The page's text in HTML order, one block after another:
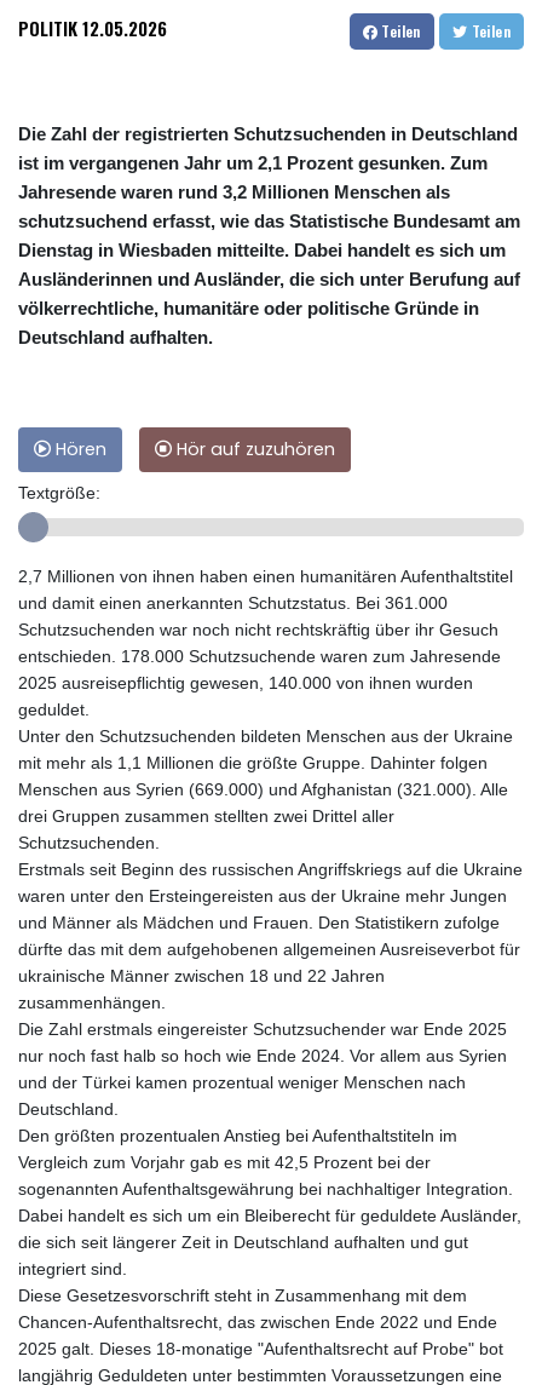
POLITIK12.05.2026 Teilen Teilen
Die Zahl der registrierten Schutzsuchenden in Deutschland
ist im vergangenen Jahr um 2,1 Prozent gesunken. Zum
Jahresende waren rund 3,2 Millionen Menschen als
schutzsuchend erfasst, wie das Statistische Bundesamt am
Dienstag in Wiesbaden mitteilte. Dabei handelt es sich um
Ausländerinnen und Ausländer, die sich unter Berufung auf
völkerrechtliche, humanitäre oder politische Gründe in
Deutschland aufhalten.
Hören Hör auf zuzuhören
Textgröße:
2,7 Millionen von ihnen haben einen humanitären Aufenthaltstitel
und damit einen anerkannten Schutzstatus. Bei 361.000
Schutzsuchenden war noch nicht rechtskräftig über ihr Gesuch
entschieden. 178.000 Schutzsuchende waren zum Jahresende
2025 ausreisepflichtig gewesen, 140.000 von ihnen wurden
geduldet.
Unter den Schutzsuchenden bildeten Menschen aus der Ukraine
mit mehr als 1,1 Millionen die größte Gruppe. Dahinter folgen
Menschen aus Syrien (669.000) und Afghanistan (321.000). Alle
drei Gruppen zusammen stellten zwei Drittel aller
Schutzsuchenden.
Erstmals seit Beginn des russischen Angriffskriegs auf die Ukraine
waren unter den Ersteingereisten aus der Ukraine mehr Jungen
und Männer als Mädchen und Frauen. Den Statistikern zufolge
dürfte das mit dem aufgehobenen allgemeinen Ausreiseverbot für
ukrainische Männer zwischen 18 und 22 Jahren
zusammenhängen.
Die Zahl erstmals eingereister Schutzsuchender war Ende 2025
nur noch fast halb so hoch wie Ende 2024. Vor allem aus Syrien
und der Türkei kamen prozentual weniger Menschen nach
Deutschland.
Den größten prozentualen Anstieg bei Aufenthaltstiteln im
Vergleich zum Vorjahr gab es mit 42,5 Prozent bei der
sogenannten Aufenthaltsgewährung bei nachhaltiger Integration.
Dabei handelt es sich um ein Bleiberecht für geduldete Ausländer,
die sich seit längerer Zeit in Deutschland aufhalten und gut
integriert sind.
Diese Gesetzesvorschrift steht in Zusammenhang mit dem
Chancen-Aufenthaltsrecht, das zwischen Ende 2022 und Ende
2025 galt. Dieses 18-monatige "Aufenthaltsrecht auf Probe" bot
langjährig Geduldeten unter bestimmten Voraussetzungen eine